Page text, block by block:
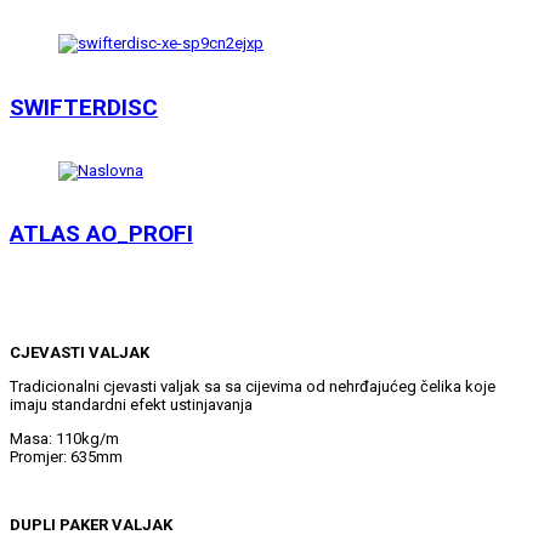
SWIFTERDISC
ATLAS AO_PROFI
CJEVASTI VALJAK
Tradicionalni cjevasti valjak sa sa cijevima od nehrđajućeg čelika koje
imaju standardni efekt ustinjavanja
Masa: 110kg/m
Promjer: 635mm
DUPLI PAKER VALJAK